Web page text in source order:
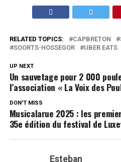
RELATED TOPICS: CAPBRETON
SOORTS-HOSSEGOR
UBER EATS
UP NEXT
Un sauvetage pour 2 000
l’association « La Voix des
DON'T MISS
Musicalarue 2025 : les
35e édition du festival de
Esteban